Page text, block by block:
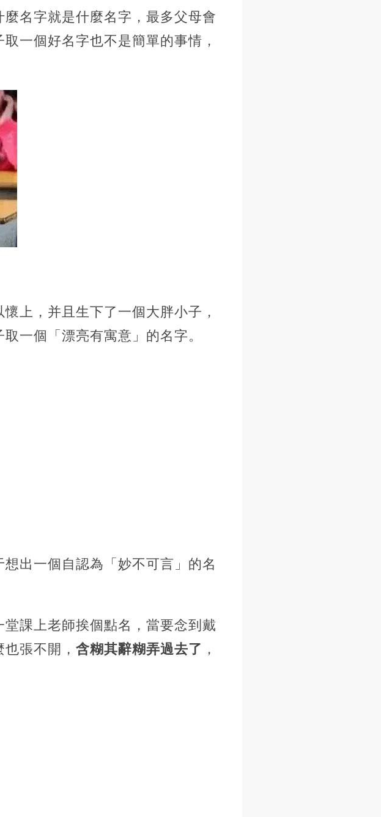
名字就是什麼名字，最多父母會
一個好名字也不是簡單的事情，
上，并且生下了一個大胖小子，
一個「漂亮有寓意」的名字。
出一個自認為「妙不可言」的名
課上老師挨個點名，當要念到戴
張不開， 含糊其辭糊弄過去了 ，